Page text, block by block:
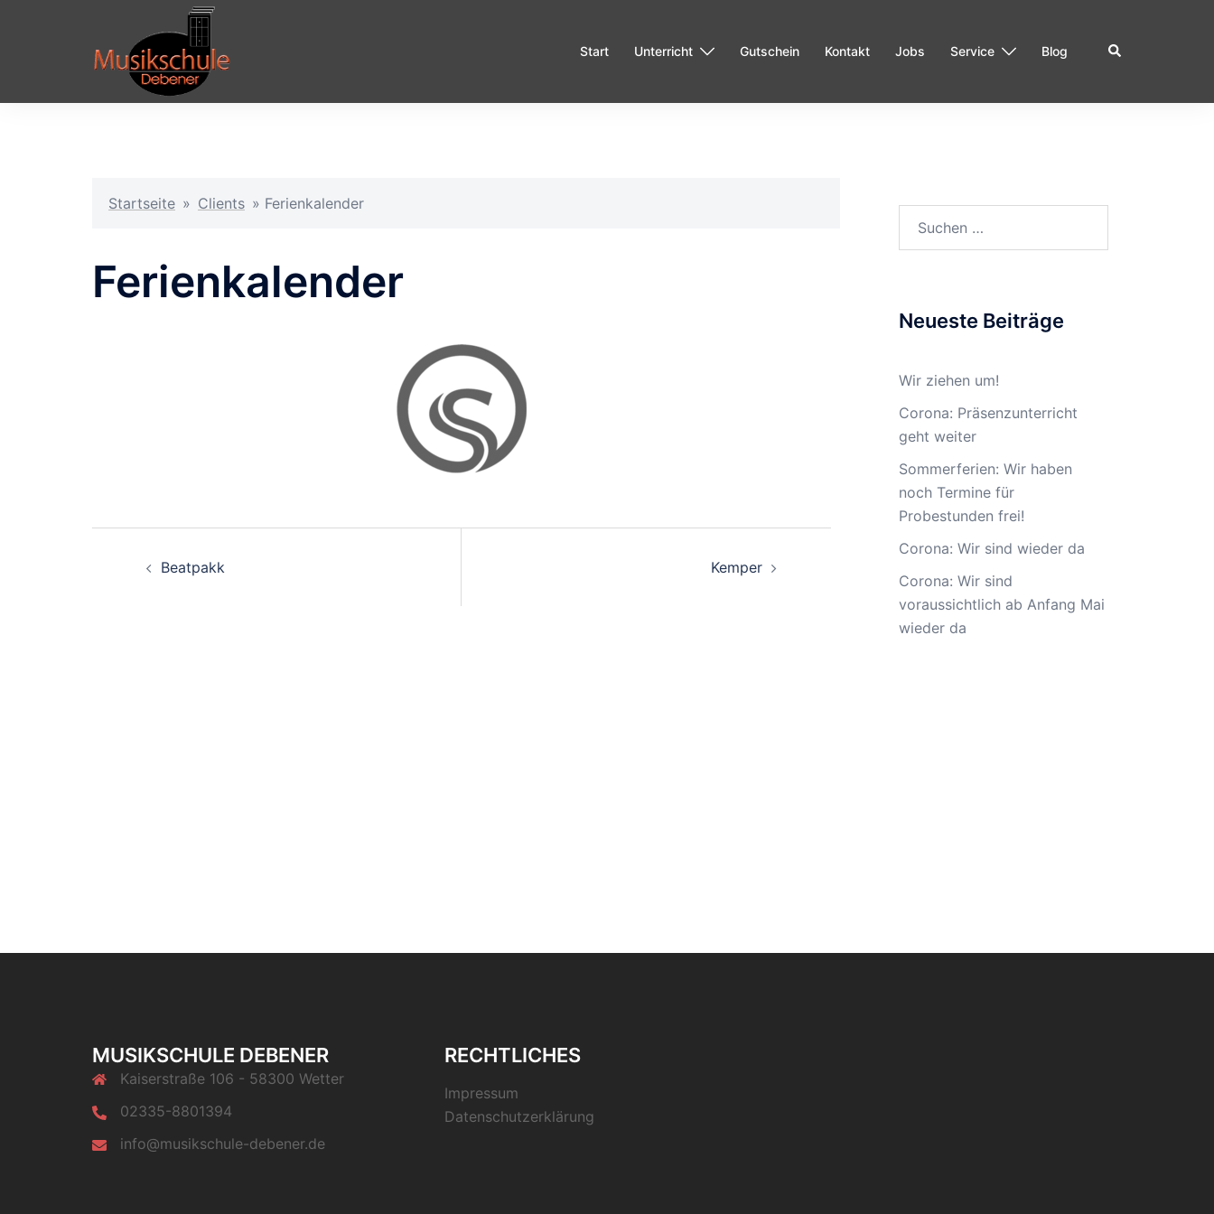
Start Unterricht Gutschein Kontakt Jobs Service Blog Suche
Startseite » Clients » Ferienkalender
Ferienkalender
Beatpakk Kemper
nach:
Neueste Beiträge
Wir ziehen um!
Corona: Präsenzunterricht
geht weiter
Sommerferien: Wir haben
noch Termine für
Probestunden frei!
Corona: Wir sind wieder da
Corona: Wir sind
voraussichtlich ab Anfang Mai
wieder da
MUSIKSCHULE DEBENER
Kaiserstraße 106 - 58300 Wetter
02335-8801394
info@musikschule-debener.de
RECHTLICHES
Impressum
Datenschutzerklärung